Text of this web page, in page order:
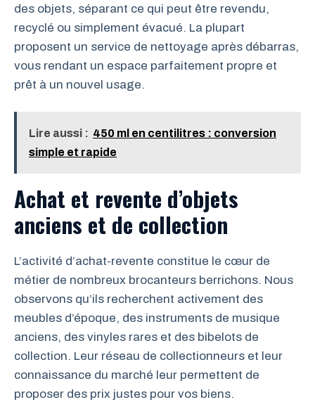
des objets, séparant ce qui peut être revendu,
recyclé ou simplement évacué. La plupart
proposent un service de nettoyage après débarras,
vous rendant un espace parfaitement propre et
prêt à un nouvel usage.
Lire aussi : 450 ml en centilitres : conversion
simple et rapide
Achat et revente d’objets
anciens et de collection
L’activité d’achat-revente constitue le cœur de
métier de nombreux brocanteurs berrichons. Nous
observons qu’ils recherchent activement des
meubles d’époque, des instruments de musique
anciens, des vinyles rares et des bibelots de
collection. Leur réseau de collectionneurs et leur
connaissance du marché leur permettent de
proposer des prix justes pour vos biens.